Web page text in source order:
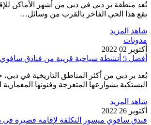
تُعد منطقة بر دبي في دبي من أشهر الأماكن
يقع هذا الحي الفاخر بالقرب من وسائل…
شاهد المزيد
مدونات
أكتوبر 02 2022
أفضل 5 أنشطة سياحية قريبة من فنادق سافوي دبي
يُعد بر دبي من أكثر المناطق التاريخية في
البستكية بشوارعها المتعرجة وفنونها
شاهد المزيد
أكتوبر 26 2022
فندق سافوي ميسور التكلفة لإقامة قصيرة في